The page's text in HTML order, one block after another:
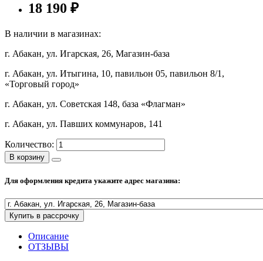
Блог
Полезные статьи
Новости и Акции
Сервис-центр
Адреса Сервис-центров
18 190 ₽
В наличии в магазинах:
г. Абакан, ул. Игарская, 26, Магазин-база
г. Абакан, ул. Итыгина, 10, павильон 05, павильон 8/1,
«Торговый город»
г. Абакан, ул. Советская 148, база «Флагман»
г. Абакан, ул. Павших коммунаров, 141
Количество:
В корзину
Для оформления кредита укажите адрес магазина:
Купить в рассрочку
Описание
ОТЗЫВЫ